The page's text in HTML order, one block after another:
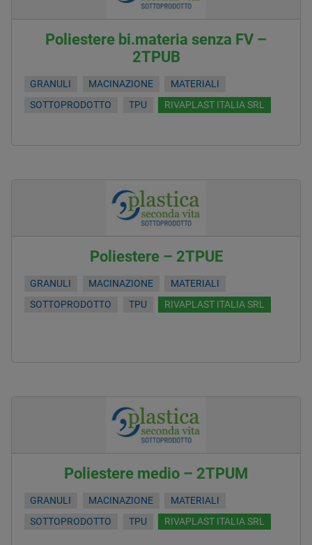
Poliestere bi.materia senza FV –
2TPUB
GRANULI MACINAZIONE
MATERIALI
SOTTOPRODOTTO
TPU RIVAPLAST ITALIA SRL
Poliestere – 2TPUE
GRANULI MACINAZIONE
MATERIALI
SOTTOPRODOTTO
TPU RIVAPLAST ITALIA SRL
Poliestere medio – 2TPUM
GRANULI MACINAZIONE
MATERIALI
SOTTOPRODOTTO
TPU RIVAPLAST ITALIA SRL